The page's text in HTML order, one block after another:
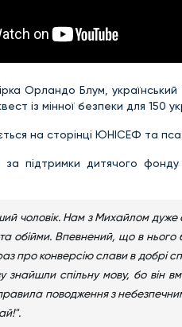
Орландо Блум,
із мінної безпеки для 150
на сторінці ЮНІСЕФ та
за підтримки дитячого
чоловік. Нам з Михайлом дуже
обійми. Впевнений, що в
про конверсію слави в добрі
знайшли спільну мову, бо він
поводження з